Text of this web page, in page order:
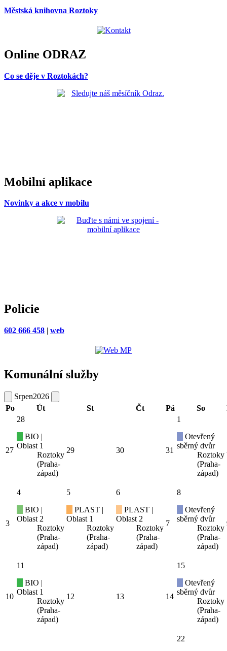
Městská knihovna Roztoky
Online ODRAZ
Co se děje v Roztokách?
Mobilní aplikace
Novinky a akce v mobilu
Policie
602 666 458 | web
Komunální služby
Srpen2026
Po
Út St Čt Pá So
27
28
BIO |
Oblast 1
Roztoky
(Praha-
západ)
29 30 31
1
Otevřený
sběrný dvůr
Roztoky
(Praha-
západ)
3
4
BIO |
Oblast 2
Roztoky
(Praha-
západ)
5
PLAST |
Oblast 1
Roztoky
(Praha-
západ)
6
PLAST |
Oblast 2
Roztoky
(Praha-
západ)
7
8
Otevřený
sběrný dvůr
Roztoky
(Praha-
západ)
10
11
BIO |
Oblast 1
Roztoky
(Praha-
západ)
12 13 14
15
Otevřený
sběrný dvůr
Roztoky
(Praha-
západ)
22